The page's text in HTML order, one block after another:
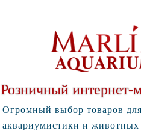
Розничный интернет-
Огромный выбор товаров для
аквариумистики и